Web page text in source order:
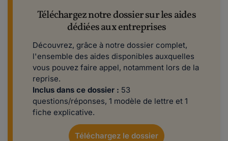
Téléchargez notre dossier sur les aides
dédiées aux entreprises
Découvrez, grâce à notre dossier complet,
l'ensemble des aides disponibles auxquelles
vous pouvez faire appel, notamment lors de la
reprise.
Inclus dans ce dossier : 53
questions/réponses, 1 modèle de lettre et 1
fiche explicative.
Téléchargez le dossier